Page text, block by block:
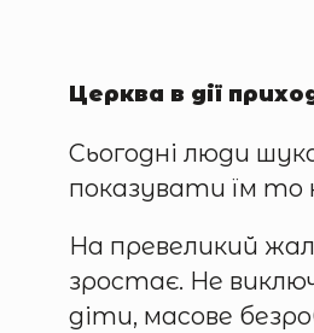
Церква в дії
Сьогодні люди
показувати їм то
На превеликий
зростає. Не
діти, масове